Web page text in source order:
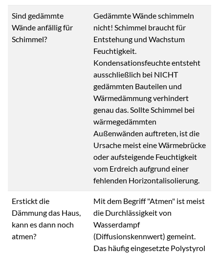
Sind gedämmte
Wände anfällig für
Schimmel?
Gedämmte Wände schimmeln
nicht! Schimmel braucht für
Entstehung und Wachstum
Feuchtigkeit.
Kondensationsfeuchte entsteht
ausschließlich bei NICHT
gedämmten Bauteilen und
Wärmedämmung verhindert
genau das. Sollte Schimmel bei
wärmegedämmten
Außenwänden auftreten, ist die
Ursache meist eine Wärmebrücke
oder aufsteigende Feuchtigkeit
vom Erdreich aufgrund einer
fehlenden Horizontalisolierung.
Erstickt die
Dämmung das Haus,
kann es dann noch
atmen?
Mit dem Begriff "Atmen" ist meist
die Durchlässigkeit von
Wasserdampf
(Diffusionskennwert) gemeint.
Das häufig eingesetzte Polystyrol